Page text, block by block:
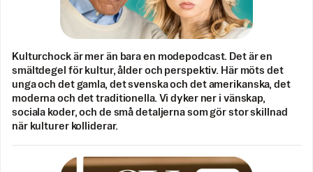
Kulturchock är mer än bara en modepodcast. Det är en
smältdegel för kultur, ålder och perspektiv. Här möts det
unga och det gamla, det svenska och det amerikanska, det
moderna och det traditionella. Vi dyker ner i vänskap,
sociala koder, och de små detaljerna som gör stor skillnad
när kulturer kolliderar.